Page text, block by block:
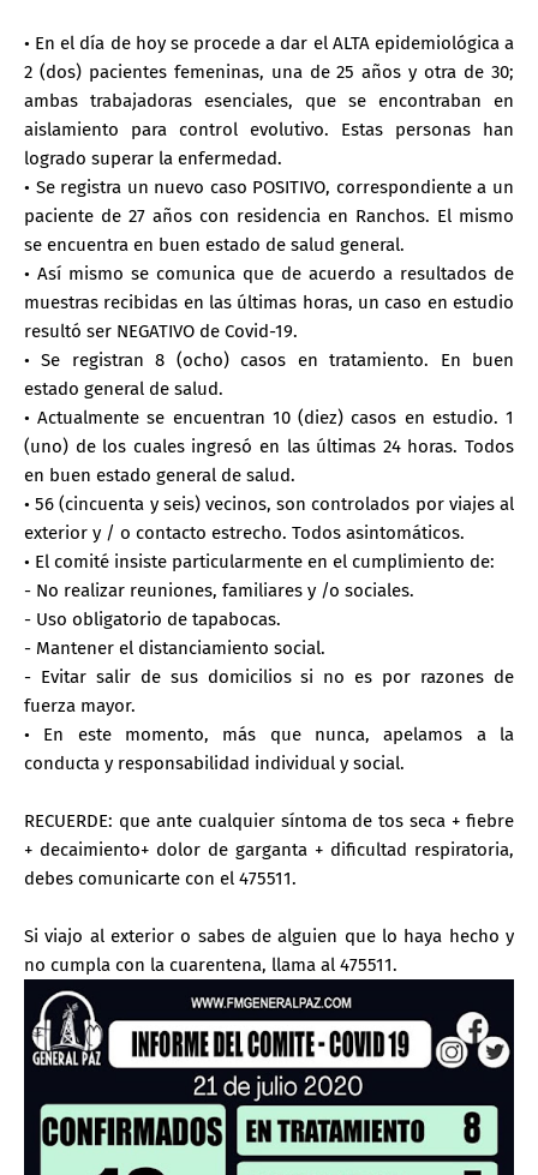
• En el día de hoy se procede a dar el ALTA epidemiológica a
2 (dos) pacientes femeninas, una de 25 años y otra de 30;
ambas trabajadoras esenciales, que se encontraban en
aislamiento para control evolutivo. Estas personas han
logrado superar la enfermedad.
• Se registra un nuevo caso POSITIVO, correspondiente a un
paciente de 27 años con residencia en Ranchos. El mismo
se encuentra en buen estado de salud general.
• Así mismo se comunica que de acuerdo a resultados de
muestras recibidas en las últimas horas, un caso en estudio
resultó ser NEGATIVO de Covid-19.
• Se registran 8 (ocho) casos en tratamiento. En buen
estado general de salud.
• Actualmente se encuentran 10 (diez) casos en estudio. 1
(uno) de los cuales ingresó en las últimas 24 horas. Todos
en buen estado general de salud.
• 56 (cincuenta y seis) vecinos, son controlados por viajes al
exterior y / o contacto estrecho. Todos asintomáticos.
• El comité insiste particularmente en el cumplimiento de:
- No realizar reuniones, familiares y /o sociales.
- Uso obligatorio de tapabocas.
- Mantener el distanciamiento social.
- Evitar salir de sus domicilios si no es por razones de
fuerza mayor.
• En este momento, más que nunca, apelamos a la
conducta y responsabilidad individual y social.
RECUERDE: que ante cualquier síntoma de tos seca + fiebre
+ decaimiento+ dolor de garganta + dificultad respiratoria,
debes comunicarte con el 475511.
Si viajo al exterior o sabes de alguien que lo haya hecho y
no cumpla con la cuarentena, llama al 475511.